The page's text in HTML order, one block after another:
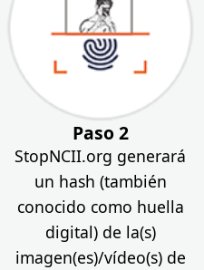
Paso 2
StopNCII.org generará
un hash (también
conocido como huella
digital) de la(s)
imagen(es)/vídeo(s) de